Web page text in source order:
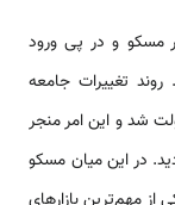
تغییرات جامعه
شد و این امر منجر
در این میان مسکو
از مهم‌ترین بازارهای